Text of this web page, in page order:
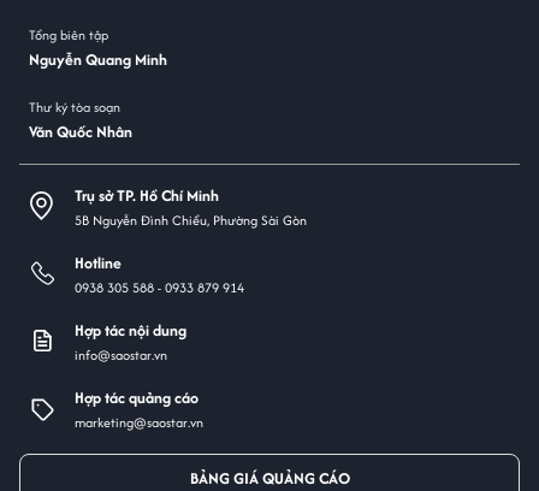
Tổng biên tập
Nguyễn Quang Minh
Thư ký tòa soạn
Văn Quốc Nhân
Trụ sở TP. Hồ Chí Minh
5B Nguyễn Đình Chiểu, Phường Sài Gòn
Hotline
0938 305 588 -0933 879 914
Hợp tác nội dung
info@saostar.vn
Hợp tác quảng cáo
marketing@saostar.vn
BẢNG GIÁ QUẢNG CÁO